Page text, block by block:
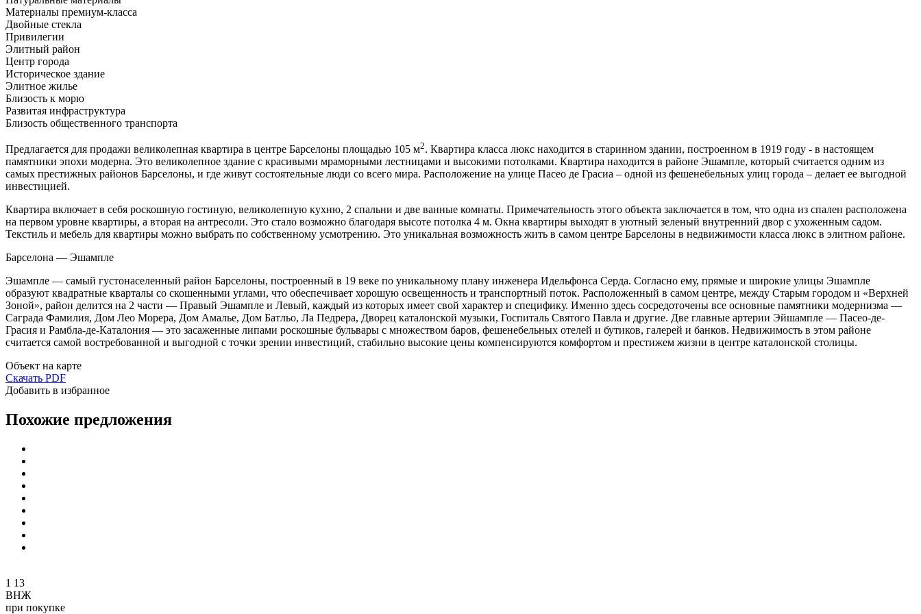
Материалы премиум-класса
Двойные стекла
Привилегии
Элитный район
Центр города
Историческое здание
Элитное жилье
Близость к морю
Развитая инфраструктура
Близость общественного транспорта
Предлагается для продажи великолепная квартира в центре Барселоны площадью 105 м2. Квартира класса люкс находится в старинном здании, построенном в 1919 году - в настоящем
памятники эпохи модерна. Это великолепное здание с красивыми мраморными лестницами и высокими потолками. Квартира находится в районе Эшампле, который считается одним из
самых престижных районов Барселоны, и где живут состоятельные люди со всего мира. Расположение на улице Пасео де Грасиа – одной из фешенебельных улиц города – делает ее выгодной
инвестицией.
Квартира включает в себя роскошную гостиную, великолепную кухню, 2 спальни и две ванные комнаты. Примечательность этого объекта заключается в том, что одна из спален расположена
на первом уровне квартиры, а вторая на антресоли. Это стало возможно благодаря высоте потолка 4 м. Окна квартиры выходят в уютный зеленый внутренний двор с ухоженным садом.
Текстиль и мебель для квартиры можно выбрать по собственному усмотрению. Это уникальная возможность жить в самом центре Барселоны в недвижимости класса люкс в элитном районе.
Барселона — Эшампле
Эшампле — самый густонаселенный район Барселоны, построенный в 19 веке по уникальному плану инженера Идельфонса Серда. Согласно ему, прямые и широкие улицы Эшампле
образуют квадратные кварталы со скошенными углами, что обеспечивает хорошую освещенность и транспортный поток. Расположенный в самом центре, между Старым городом и «Верхней
Зоной», район делится на 2 части — Правый Эшампле и Левый, каждый из которых имеет свой характер и специфику. Именно здесь сосредоточены все основные памятники модернизма —
Саграда Фамилия, Дом Лео Морера, Дом Амалье, Дом Батльо, Ла Педрера, Дворец каталонской музыки, Госпиталь Святого Павла и другие. Две главные артерии Эйшампле — Пасео-де-
Грасия и Рамбла-де-Каталония — это засаженные липами роскошные бульвары с множеством баров, фешенебельных отелей и бутиков, галерей и банков. Недвижимость в этом районе
считается самой востребованной и выгодной с точки зрении инвестиций, стабильно высокие цены компенсируются комфортом и престижем жизни в центре каталонской столицы.
Объект на карте
Скачать PDF
Добавить в избранное
Похожие предложения
1 13
ВНЖ
при покупке